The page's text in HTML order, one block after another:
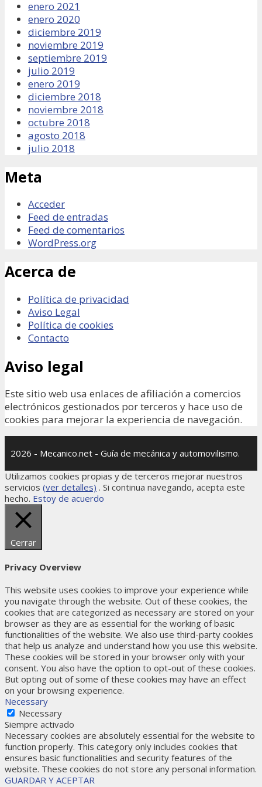
enero 2021
enero 2020
diciembre 2019
noviembre 2019
septiembre 2019
julio 2019
enero 2019
diciembre 2018
noviembre 2018
octubre 2018
agosto 2018
julio 2018
Meta
Acceder
Feed de entradas
Feed de comentarios
WordPress.org
Acerca de
Política de privacidad
Aviso Legal
Política de cookies
Contacto
Aviso legal
Este sitio web usa enlaces de afiliación a comercios
electrónicos gestionados por terceros y hace uso de
cookies para mejorar la experiencia de navegación.
2026 - Mecanico.net - Guía de mecánica y automovilismo.
Utilizamos cookies propias y de terceros mejorar nuestros
servicios (ver detalles) . Si continua navegando, acepta este
hecho. Estoy de acuerdo
Cerrar
Privacy Overview
This website uses cookies to improve your experience while
you navigate through the website. Out of these cookies, the
cookies that are categorized as necessary are stored on your
browser as they are as essential for the working of basic
functionalities of the website. We also use third-party cookies
that help us analyze and understand how you use this website.
These cookies will be stored in your browser only with your
consent. You also have the option to opt-out of these cookies.
But opting out of some of these cookies may have an effect
on your browsing experience.
Necessary
Necessary
Siempre activado
Necessary cookies are absolutely essential for the website to
function properly. This category only includes cookies that
ensures basic functionalities and security features of the
website. These cookies do not store any personal information.
GUARDAR Y ACEPTAR